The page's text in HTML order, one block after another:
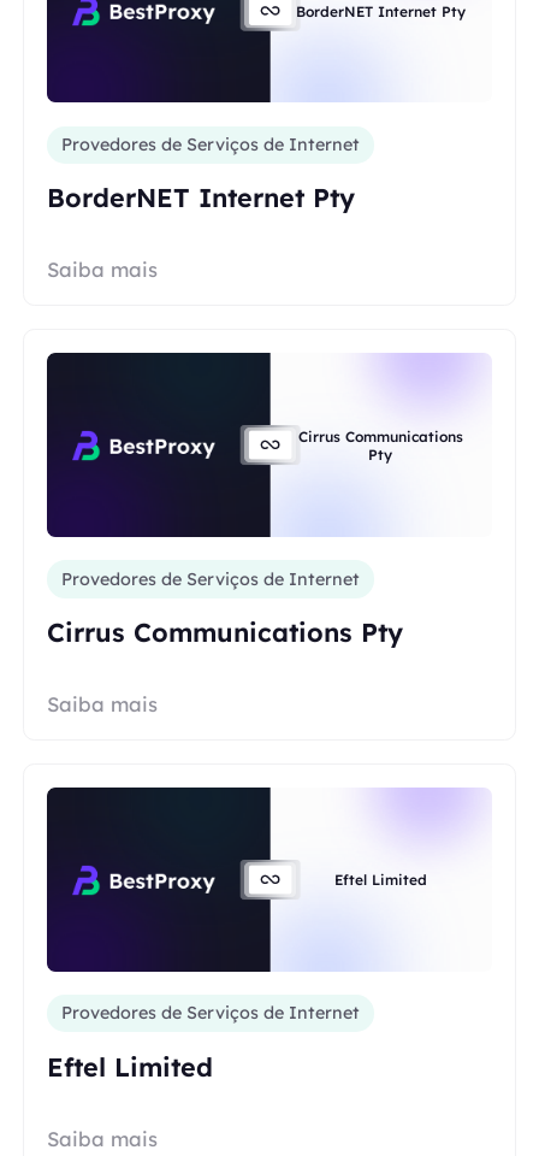
BorderNET Internet Pty
Provedores de Serviços de Internet
BorderNET Internet Pty
Saiba mais
Cirrus Communications
Pty
Provedores de Serviços de Internet
Cirrus Communications Pty
Saiba mais
Eftel Limited
Provedores de Serviços de Internet
Eftel Limited
Saiba mais